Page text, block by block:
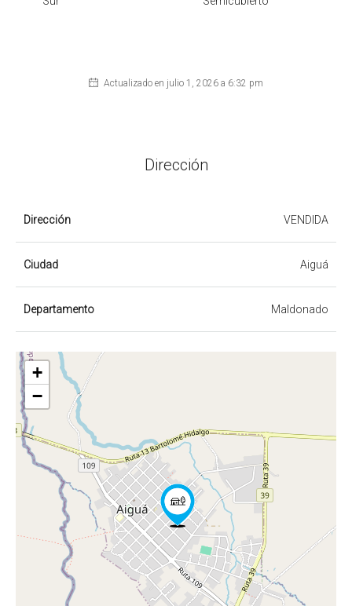
Actualizado en julio 1, 2026 a 6:32 pm
Dirección
Dirección VENDIDA
Ciudad Aiguá
Departamento Maldonado
+
−